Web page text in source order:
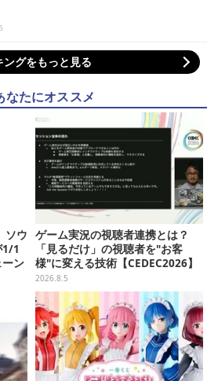
ングをもっと見る
なたにオススメ
ソウ
1/1
ン
る
ゲーム実況の視聴者連携とは？
「見るだけ」の視聴者を"お客
様"に変える技術【CEDEC2026】
2026.8.5